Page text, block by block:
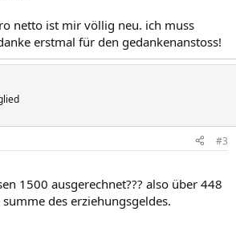
netto ist mir völlig neu. ich muss
erstmal für den gedankenanstoss!
#3
1500 ausgerechnet??? also über 448
des erziehungsgeldes.